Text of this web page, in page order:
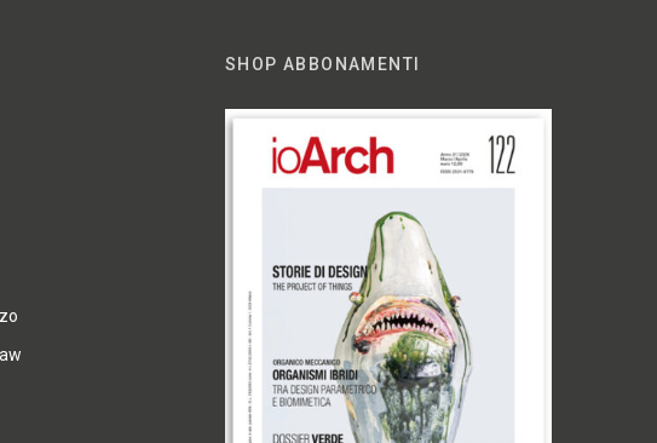
SHOP ABBONAMENTI